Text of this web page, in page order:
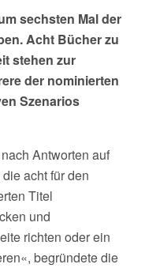
sechsten Mal der
Acht Bücher zu
stehen zur
der nominierten
Szenarios
Antworten auf
acht für den
Titel
und
richten oder ein
begründete die